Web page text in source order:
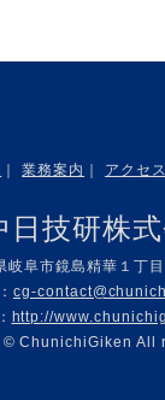
｜業務案内 ｜ アクセス
日技研株
岐阜市鏡島精華１丁
cg-
http://
ChunichiGiken All